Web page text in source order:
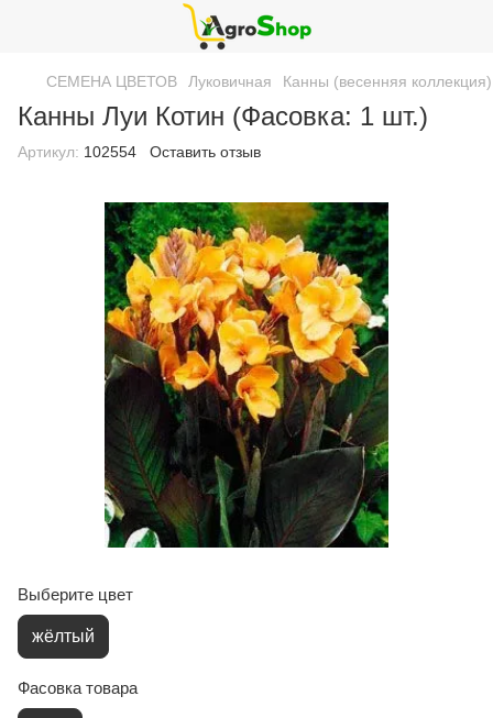
СЕМЕНА ЦВЕТОВ Луковичная Канны (весенняя коллекция)
Канны Луи Котин (Фасовка: 1 шт.)
Артикул: 102554 Оставить отзыв
Выберите цвет
жёлтый
Фасовка товара